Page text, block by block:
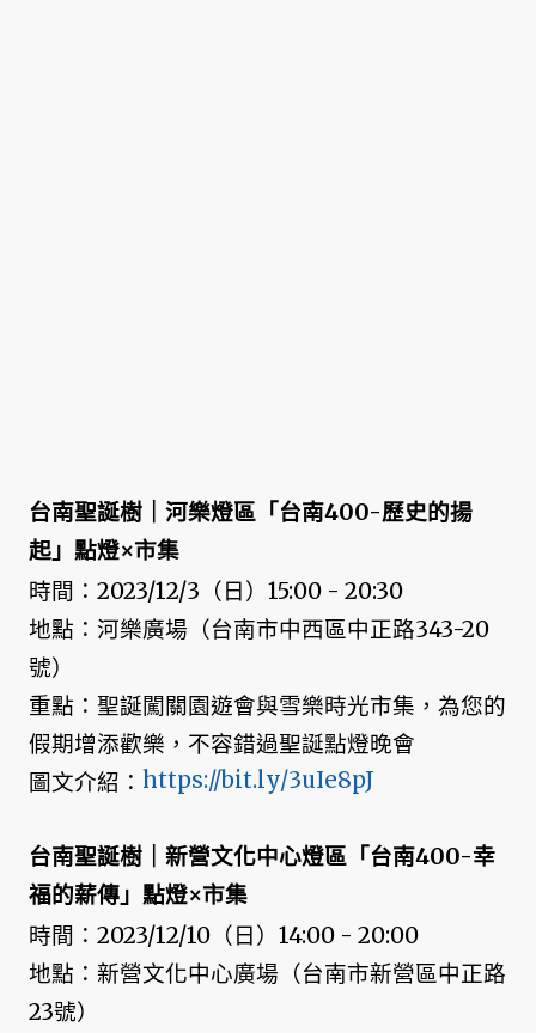
台南聖誕樹｜河樂燈區「台南400-歷史的揚
起」點燈×市集
時間：2023/12/3（日）15:00 - 20:30
地點：河樂廣場（台南市中西區中正路343-20
號）
重點：聖誕闖關園遊會與雪樂時光市集，為您的
假期增添歡樂，不容錯過聖誕點燈晚會
圖文介紹： https://bit.ly/3uIe8pJ
台南聖誕樹｜新營文化中心燈區「台南400-幸
福的薪傳」點燈×市集
時間：2023/12/10（日）14:00 - 20:00
地點：新營文化中心廣場（台南市新營區中正路
23號）